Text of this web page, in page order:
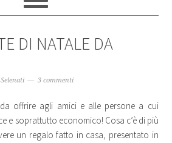
DI NATALE DA
3 commenti
offrire agli amici e alle persone a cui
e soprattutto economico! Cosa c’è di più
un regalo fatto in casa, presentato in